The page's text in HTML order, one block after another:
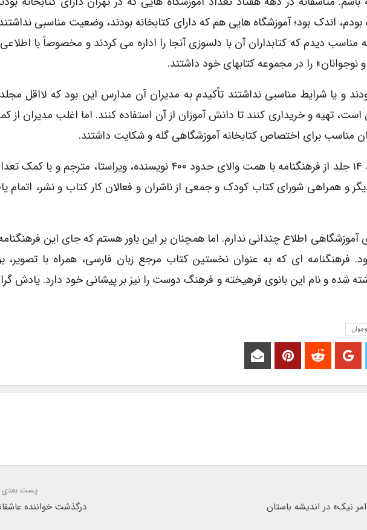
اندک بود؛ آموزشگاه هایی هم که دارای کتابخانه بودند، وضعیت مناسبی
مناسب دیدم که کتابداران آن با دلسوزی آنجا را اداره می کردند و مخصوصاً با
نوجوانان» را در مجموعه کتابهای خود داشتند.
و یا شرایط مناسبی نداشتند تاًکیدم به مدیران آن مدارس این بود که لااقل
تهیه و خریداری کنند تا دانش آموزان از آن استفاده کنند. اما اغلب مدیران از
مناسب برای اختصاص کتابخانه آموزشگاهی گله و شکایت داشتند.
امروز با گذشت دو دهه از این خاطره، ۱۴ جلد از فرهنگنامه با همت والای حدود ۴۰۰ نویسنده، ویراستا، مترجم و با
و همراهی شورای کتاب کودک و جمعی از ناشران و فعالان کار کتاب و نشر، اتمام
اطلاع چندانی ندارم. اما همچنان بر این باور هستم که جای این
فرهنگنامه ای که به عنوان نخستین کتاب مرجع زبان فارسی، همراه با تصویر،
شده و نام این بانوی فرهیخته و فرهنگ دوست را نیز بر پیشانی خود دارد. یادش
و «امر نیک» در اندیشه باستان
پست بعدی
درگذشت خواننده